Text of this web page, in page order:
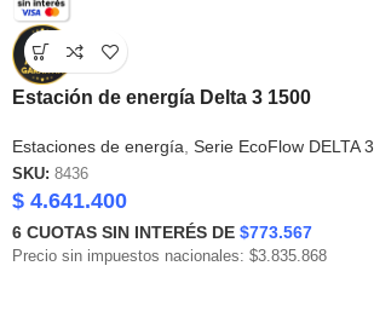
Estación de energía Delta 3 1500
Estaciones de energía, Serie EcoFlow DELTA 3
SKU: 8436
$ 4.641.400
6 CUOTAS SIN INTERÉS DE $773.567
Precio sin impuestos nacionales: $3.835.868